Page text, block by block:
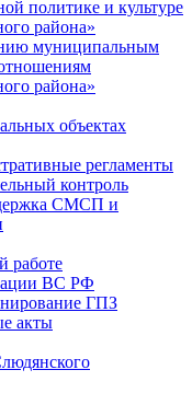
политике и культуре
района»
муниципальным
района»
объектах
регламенты
контроль
СМСП и
работе
ВС РФ
ГПЗ
акты